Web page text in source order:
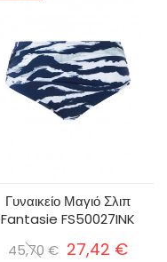
Γυναικείο Μαγιό Σλιπ
Fantasie FS50027INK
45,70 € 27,42 €